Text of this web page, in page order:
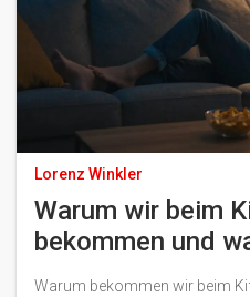
Lorenz Winkler
Warum wir beim
bekommen und
Snacks sind
Warum bekommen wir beim